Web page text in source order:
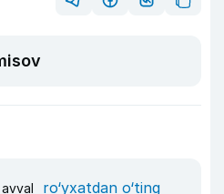
ro‘yxatdan o‘ting